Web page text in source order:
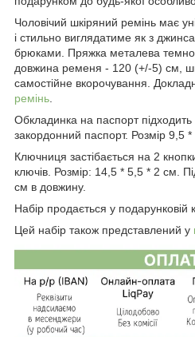
Чоловічий шкіряний ремінь має
і стильно виглядатиме як з
брюками. Пряжка металева
довжина ременя - 120 (+/-5) см,
самостійне вкорочування.
ремінь
Обкладинка на паспорт підходить
закордонний паспорт. Розмір 9,5 *
Ключниця застібається на 2
ключів. Розмір: 14,5 * 5,5 * 2 см.
см в довжину.
Набір продається у подарунковій
Цей набір також представлений у